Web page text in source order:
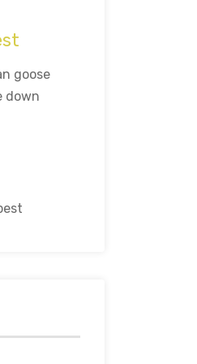
goose
down